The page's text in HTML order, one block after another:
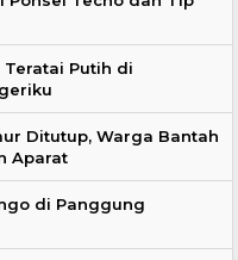
Teratai Putih di
Ditutup, Warga Bantah
Aparat
di Panggung